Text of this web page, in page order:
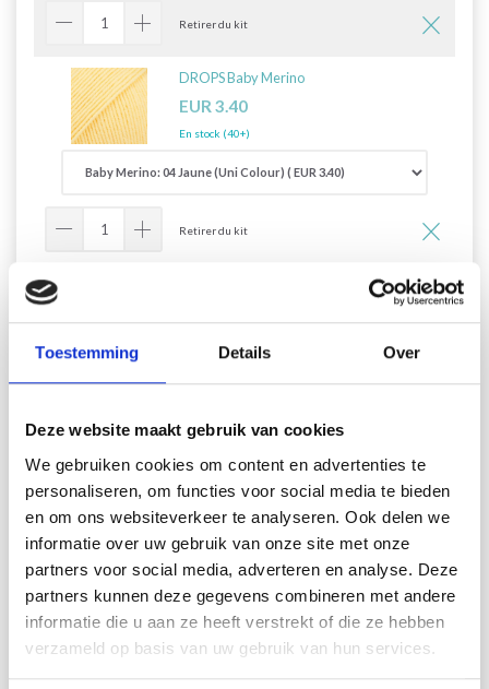
Toestemming Details Over
Deze website maakt gebruik van cookies
We gebruiken cookies om content en advertenties te
personaliseren, om functies voor social media te bieden
en om ons websiteverkeer te analyseren. Ook delen we
informatie over uw gebruik van onze site met onze
partners voor social media, adverteren en analyse. Deze
partners kunnen deze gegevens combineren met andere
informatie die u aan ze heeft verstrekt of die ze hebben
verzameld op basis van uw gebruik van hun services.
Retirer du kit
DROPS Baby Merino
EUR 3.40
En stock (40+)
Retirer du kit
Ajouter tout au panier
Design
DROPS Design: Modèle n° bm-120-by
Groupe de fils A + A ou C
-----------------------------------------------------------
DIMENSIONS:
Largeur environ 48-63 cm. Longueur environ 52-80 cm.
FOURNITURES:
DROPS BABY MERINO de Garnstudio (appartient au